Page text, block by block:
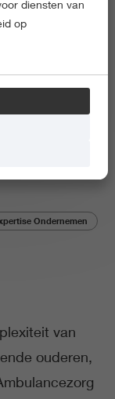
bij
Ondernemen
van
ouderen,
diensten van
op